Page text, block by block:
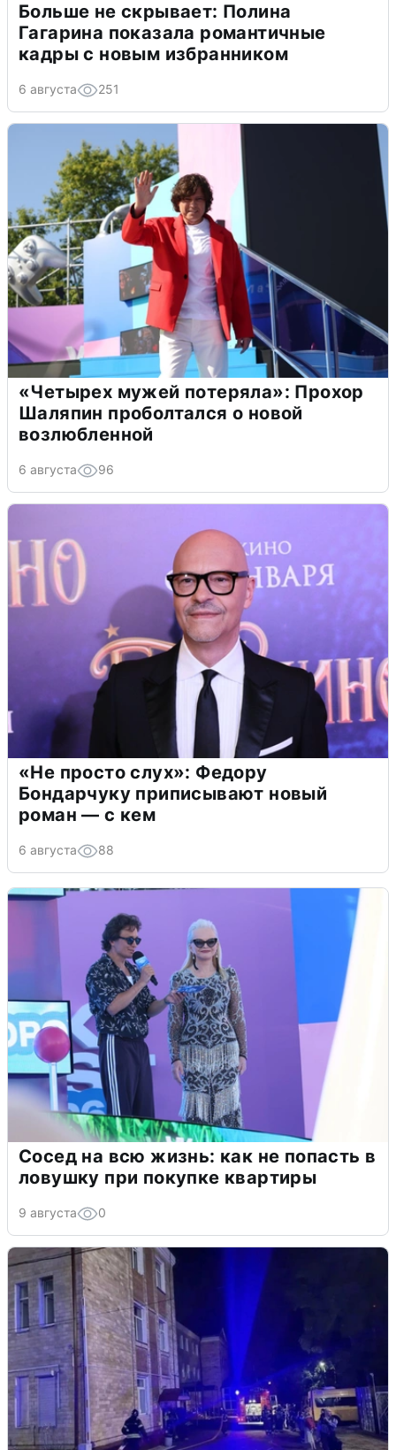
Больше не скрывает: Полина
Гагарина показала романтичные
кадры с новым избранником
6 августа 251
«Четырех мужей потеряла»: Прохор
Шаляпин проболтался о новой
возлюбленной
6 августа 96
«Не просто слух»: Федору
Бондарчуку приписывают новый
роман — с кем
6 августа 88
Сосед на всю жизнь: как не попасть в
ловушку при покупке квартиры
9 августа 0